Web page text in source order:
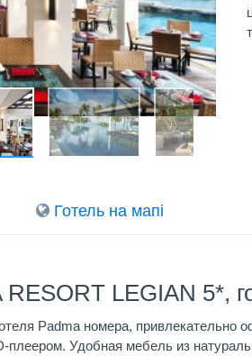
Готель на мапi
LEGIAN 5*,
Padma номера,
Удобная мебель из